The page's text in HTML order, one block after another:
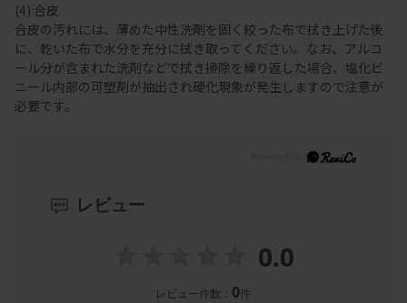
(4) 合皮
合皮の汚れには、薄めた中性洗剤を固く絞った布で拭き上げた後
に、乾いた布で水分を充分に拭き取ってください。なお、アルコ
ール分が含まれた洗剤などで拭き掃除を繰り返した場合、塩化ビ
ニール内部の可塑剤が抽出され硬化現象が発生しますので注意が
必要です。
レビュー
0.0
レビュー件数： 0件